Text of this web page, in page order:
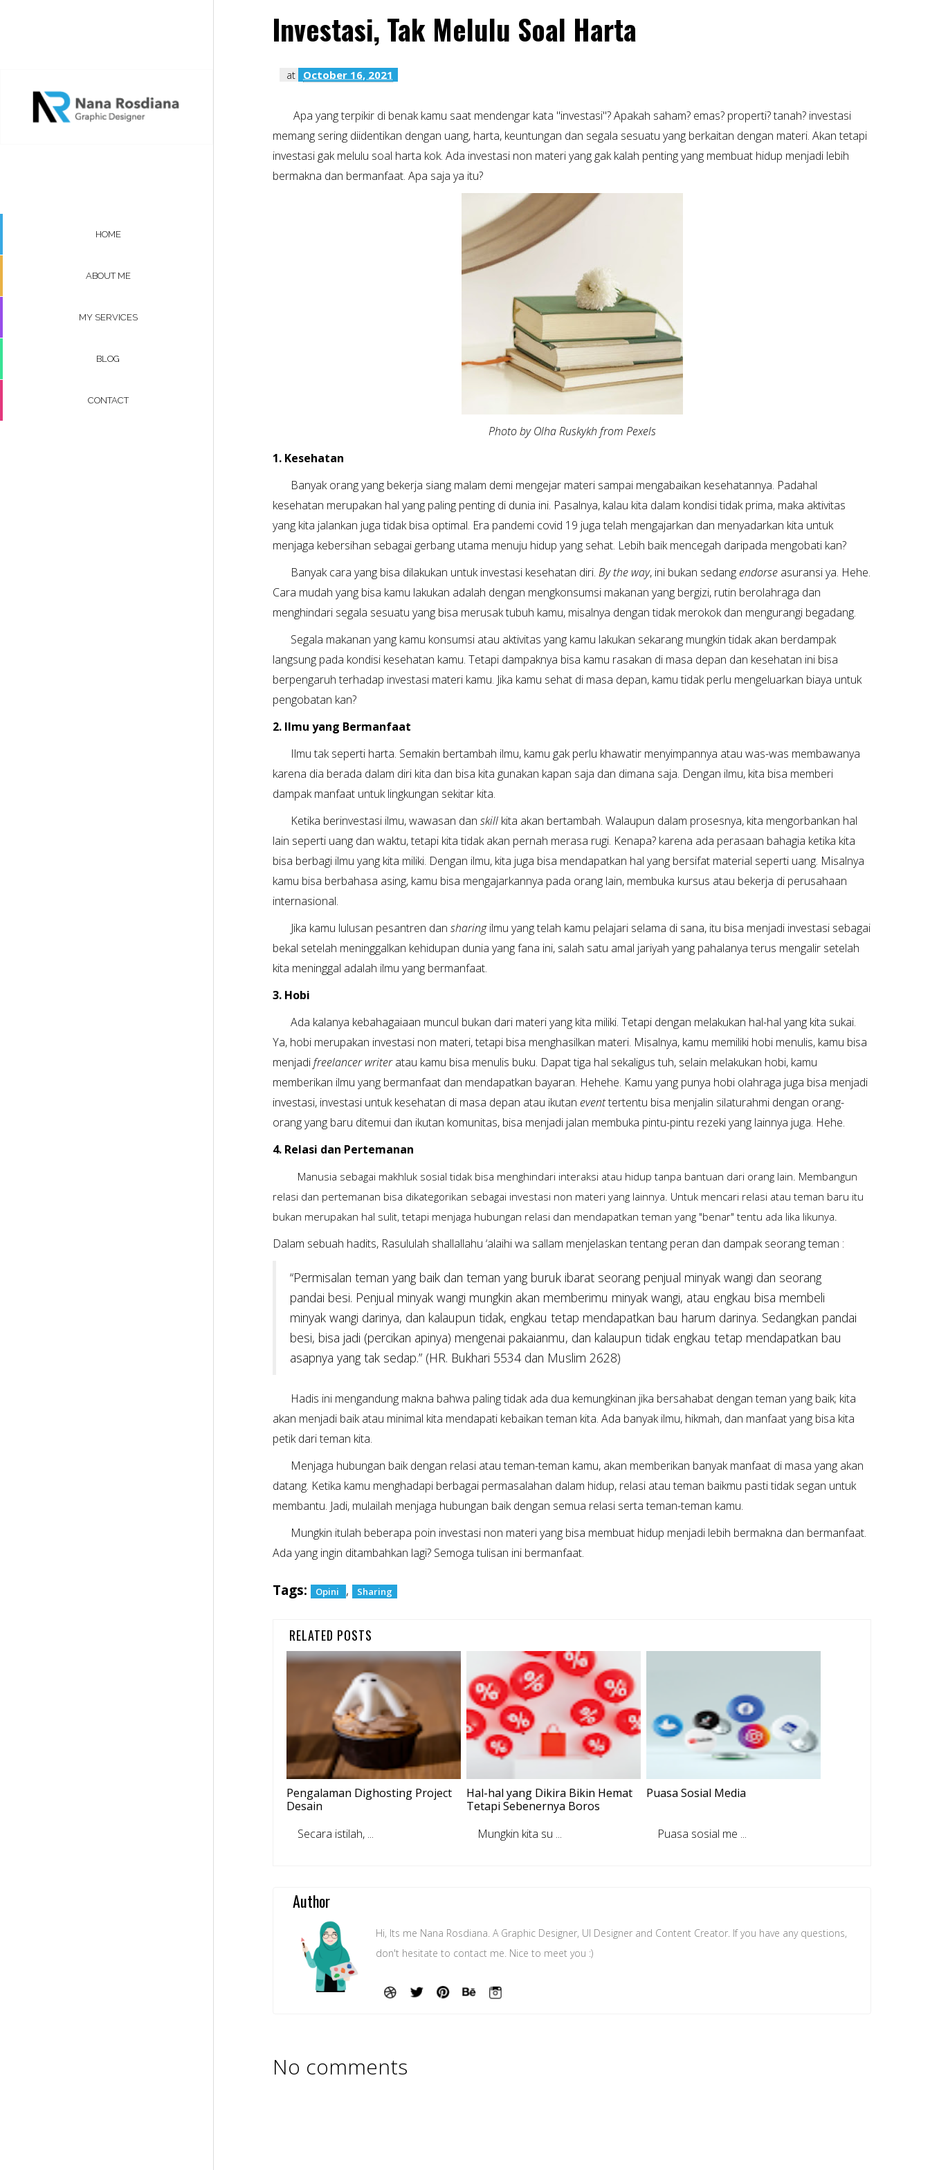
HOME
ABOUT ME
MY SERVICES
BLOG
CONTACT
Investasi, Tak Melulu Soal Harta
at October 16, 2021
Apa yang terpikir di benak kamu saat mendengar kata "investasi"? Apakah saham? emas? properti? tanah? investasi
memang sering diidentikan dengan uang, harta, keuntungan dan segala sesuatu yang berkaitan dengan materi. Akan tetapi
investasi gak melulu soal harta kok. Ada investasi non materi yang gak kalah penting yang membuat hidup menjadi lebih
bermakna dan bermanfaat. Apa saja ya itu?
Photo by Olha Ruskykh from Pexels
1. Kesehatan
Banyak orang yang bekerja siang malam demi mengejar materi sampai mengabaikan kesehatannya. Padahal
kesehatan merupakan hal yang paling penting di dunia ini. Pasalnya, kalau kita dalam kondisi tidak prima, maka aktivitas
yang kita jalankan juga tidak bisa optimal. Era pandemi covid 19 juga telah mengajarkan dan menyadarkan kita untuk
menjaga kebersihan sebagai gerbang utama menuju hidup yang sehat. Lebih baik mencegah daripada mengobati kan?
Banyak cara yang bisa dilakukan untuk investasi kesehatan diri.By the way, ini bukan sedang endorse asuransi ya. Hehe.
Cara mudah yang bisa kamu lakukan adalah dengan mengkonsumsi makanan yang bergizi, rutin berolahraga dan
menghindari segala sesuatu yang bisa merusak tubuh kamu, misalnya dengan tidak merokok dan mengurangi begadang.
Segala makanan yang kamu konsumsi atau aktivitas yang kamu lakukan sekarang mungkin tidak akan berdampak
langsung pada kondisi kesehatan kamu. Tetapi dampaknya bisa kamu rasakan di masa depan dan kesehatan ini bisa
berpengaruh terhadap investasi materi kamu. Jika kamu sehat di masa depan, kamu tidak perlu mengeluarkan biaya untuk
pengobatan kan?
2. Ilmu yang Bermanfaat
Ilmu tak seperti harta. Semakin bertambah ilmu, kamu gak perlu khawatir menyimpannya atau was-was membawanya
karena dia berada dalam diri kita dan bisa kita gunakan kapan saja dan dimana saja. Dengan ilmu, kita bisa memberi
dampak manfaat untuk lingkungan sekitar kita.
Ketika berinvestasi ilmu, wawasan danskill kita akan bertambah. Walaupun dalam prosesnya, kita mengorbankan hal
lain seperti uang dan waktu, tetapi kita tidak akan pernah merasa rugi. Kenapa? karena ada perasaan bahagia ketika kita
bisa berbagi ilmu yang kita miliki. Dengan ilmu, kita juga bisa mendapatkan hal yang bersifat material seperti uang. Misalnya
kamu bisa berbahasa asing, kamu bisa mengajarkannya pada orang lain, membuka kursus atau bekerja di perusahaan
internasional.
Jika kamu lulusan pesantren dansharingilmu yang telah kamu pelajari selama di sana, itu bisa menjadi investasi sebagai
bekal setelah meninggalkan kehidupan dunia yang fana ini, salah satu amal jariyah yang pahalanya terus mengalir setelah
kita meninggal adalah ilmu yang bermanfaat.
3. Hobi
Ada kalanya kebahagaiaan muncul bukan dari materi yang kita miliki. Tetapi dengan melakukan hal-hal yang kita sukai.
Ya, hobi merupakan investasi non materi, tetapi bisa menghasilkan materi. Misalnya, kamu memiliki hobi menulis, kamu bisa
menjadifreelancer writeratau kamu bisa menulis buku. Dapat tiga hal sekaligus tuh, selain melakukan hobi, kamu
memberikan ilmu yang bermanfaat dan mendapatkan bayaran. Hehehe. Kamu yang punya hobi olahraga juga bisa menjadi
investasi, investasi untuk kesehatan di masa depan atau ikutan eventtertentu bisa menjalin silaturahmi dengan orang-
orang yang baru ditemui dan ikutan komunitas, bisa menjadi jalan membuka pintu-pintu rezeki yang lainnya juga. Hehe.
4. Relasi dan Pertemanan
Manusia sebagai makhluk sosial tidak bisa menghindari interaksi atau hidup tanpa bantuan dari orang lain. Membangun
relasi dan pertemanan bisa dikategorikan sebagai investasi non materi yang lainnya. Untuk mencari relasi atau teman baru itu
bukan merupakan hal sulit, tetapi menjaga hubungan relasi dan mendapatkan teman yang "benar" tentu ada lika likunya.
Dalam sebuah hadits, Rasululah shallallahu ‘alaihi wa sallam menjelaskan tentang peran dan dampak seorang teman :
“Permisalan teman yang baik dan teman yang buruk ibarat seorang penjual minyak wangi dan seorang
pandai besi. Penjual minyak wangi mungkin akan memberimu minyak wangi, atau engkau bisa membeli
minyak wangi darinya, dan kalaupun tidak, engkau tetap mendapatkan bau harum darinya. Sedangkan pandai
besi, bisa jadi (percikan apinya) mengenai pakaianmu, dan kalaupun tidak engkau tetap mendapatkan bau
asapnya yang tak sedap.” (HR. Bukhari 5534 dan Muslim 2628)
Hadis ini mengandung makna bahwa paling tidak ada dua kemungkinan jika bersahabat dengan teman yang baik; kita
akan menjadi baik atau minimal kita mendapati kebaikan teman kita. Ada banyak ilmu, hikmah, dan manfaat yang bisa kita
petik dari teman kita.
Menjaga hubungan baik dengan relasi atau teman-teman kamu, akan memberikan banyak manfaat di masa yang akan
datang. Ketika kamu menghadapi berbagai permasalahan dalam hidup, relasi atau teman baikmu pasti tidak segan untuk
membantu. Jadi, mulailah menjaga hubungan baik dengan semua relasi serta teman-teman kamu.
Mungkin itulah beberapa poin investasi non materi yang bisa membuat hidup menjadi lebih bermakna dan bermanfaat.
Ada yang ingin ditambahkan lagi? Semoga tulisan ini bermanfaat.
Tags: Opini , Sharing
RELATED POSTS
Pengalaman Dighosting Project
Desain
Secara istilah, ...
Hal-hal yang Dikira Bikin Hemat
Tetapi Sebenernya Boros
Mungkin kita su ...
Puasa Sosial Media
Puasa sosial me ...
Author
Hi, Its me Nana Rosdiana. A Graphic Designer, UI Designer and Content Creator. If you have any questions,
don't hesitate to contact me. Nice to meet you :)
No comments